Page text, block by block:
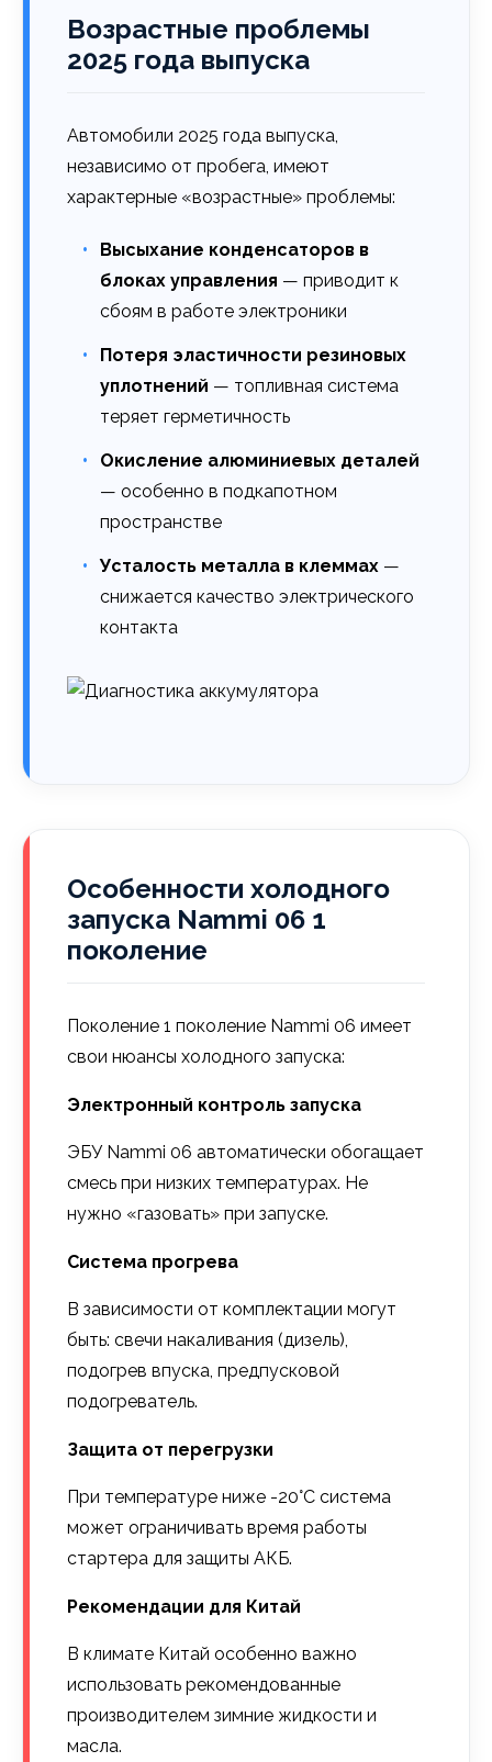
Возрастные проблемы
2025 года выпуска
Автомобили 2025 года выпуска,
независимо от пробега, имеют
характерные «возрастные» проблемы:
Высыхание конденсаторов в
блоках управления — приводит к
сбоям в работе электроники
Потеря эластичности резиновых
уплотнений — топливная система
теряет герметичность
Окисление алюминиевых деталей
— особенно в подкапотном
пространстве
Усталость металла в клеммах —
снижается качество электрического
контакта
Особенности холодного
запуска Nammi 06 1
поколение
Поколение 1 поколение Nammi 06 имеет
свои нюансы холодного запуска:
Электронный контроль запуска
ЭБУ Nammi 06 автоматически обогащает
смесь при низких температурах. Не
нужно «газовать» при запуске.
Система прогрева
В зависимости от комплектации могут
быть: свечи накаливания (дизель),
подогрев впуска, предпусковой
подогреватель.
Защита от перегрузки
При температуре ниже -20°C система
может ограничивать время работы
стартера для защиты АКБ.
Рекомендации для Китай
В климате Китай особенно важно
использовать рекомендованные
производителем зимние жидкости и
масла.